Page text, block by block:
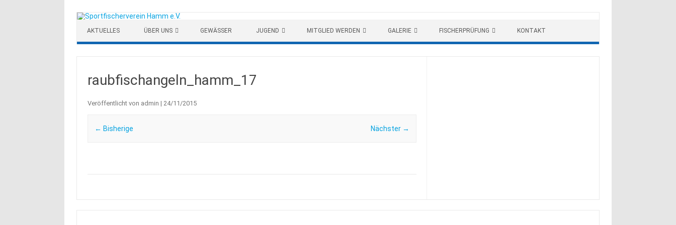
AKTUELLES ÜBER UNS GEWÄSSER JUGEND MITGLIED WERDEN GALERIE FISCHERPRÜFUNG KONTAKT
raubfischangeln_hamm_17
Veröffentlicht von admin | 24/11/2015
← Bisherige Nächster →